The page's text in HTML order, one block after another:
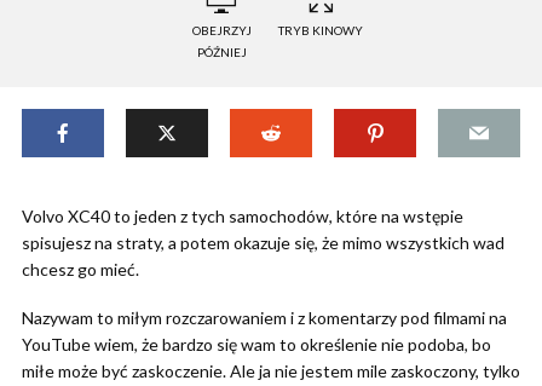
OBEJRZYJ
PÓŹNIEJ
TRYB KINOWY
Volvo XC40 to jeden z tych samochodów, które na wstępie
spisujesz na straty, a potem okazuje się, że mimo wszystkich wad
chcesz go mieć.
Nazywam to miłym rozczarowaniem i z komentarzy pod filmami na
YouTube wiem, że bardzo się wam to określenie nie podoba, bo
miłe może być zaskoczenie. Ale ja nie jestem mile zaskoczony, tylko